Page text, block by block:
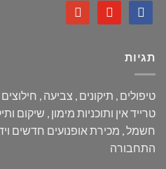
facebook
youtube
google
תגיות
טיפולים , תיקונים , צביעה , חילוצים
טרייד אין ותוכניות מימון , שיקום
חשמל , מכירת אופנועים חדשים
התחבורה